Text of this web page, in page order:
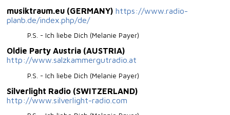
musiktraum.eu (GERMANY) https://www.radio-
planb.de/index.php/de/
P.S. - Ich liebe Dich (Melanie Payer)
Oldie Party Austria (AUSTRIA)
http://www.salzkammergutradio.at
P.S. - Ich liebe Dich (Melanie Payer)
Silverlight Radio (SWITZERLAND)
http://www.silverlight-radio.com